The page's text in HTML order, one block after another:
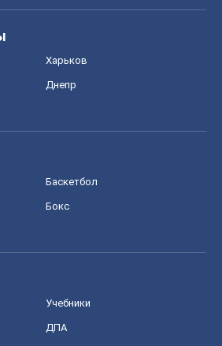
Харьков
Днепр
Баскетбол
Бокс
Учебники
ДПА